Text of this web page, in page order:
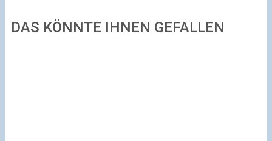
DAS KÖNNTE IHNEN GEFALLEN